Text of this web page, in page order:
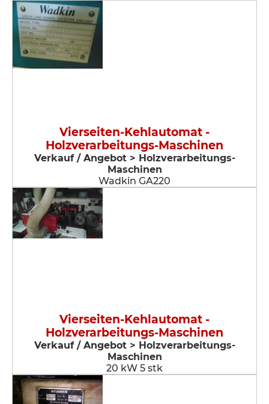
Vierseiten-Kehlautomat -
Holzverarbeitungs-Maschinen
Verkauf / Angebot > Holzverarbeitungs-
Maschinen
Wadkin GA220
Vierseiten-Kehlautomat -
Holzverarbeitungs-Maschinen
Verkauf / Angebot > Holzverarbeitungs-
Maschinen
20 kW 5 stk